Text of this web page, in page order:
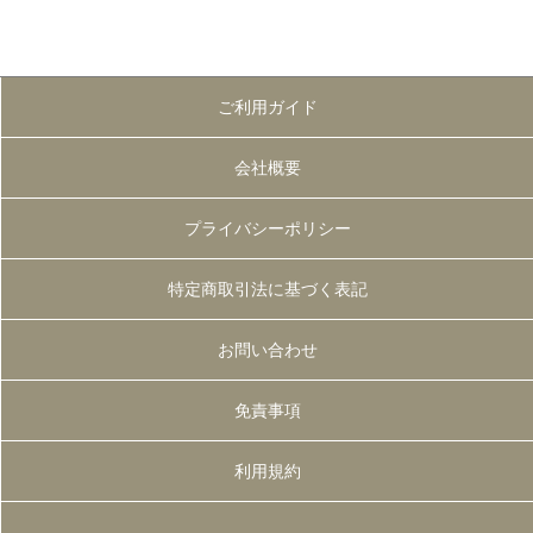
ご利用ガイド
会社概要
プライバシーポリシー
特定商取引法に基づく表記
お問い合わせ
免責事項
利用規約